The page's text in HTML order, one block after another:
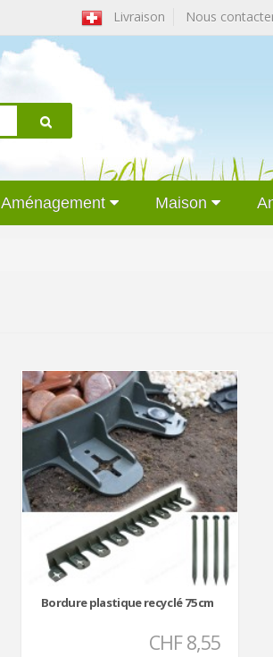
Livraison Nous
Aménagement Maison
Bordure plastique recyclé 75cm
CHF 8,55